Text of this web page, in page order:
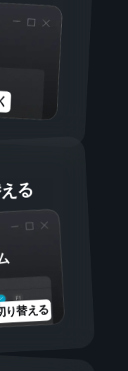
る
り替える